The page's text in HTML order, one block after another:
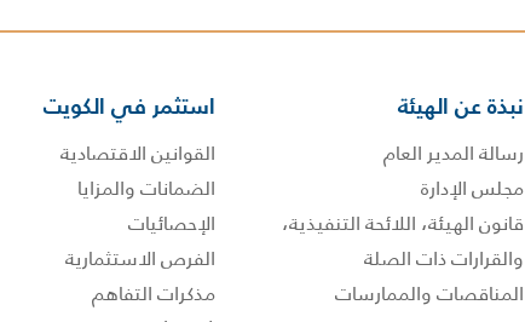
نبذة عن الهيئة
رسالة المدير العام
مجلس الإدارة
قانون الهيئة، اللائحة التنفيذية،
والقرارات ذات الصلة
المناقصات والممارسات
استثمر في الكويت
القوانين الاقتصادية
الضمانات والمزايا
الإحصائيات
الفرص الاستثمارية
مذكرات التفاهم